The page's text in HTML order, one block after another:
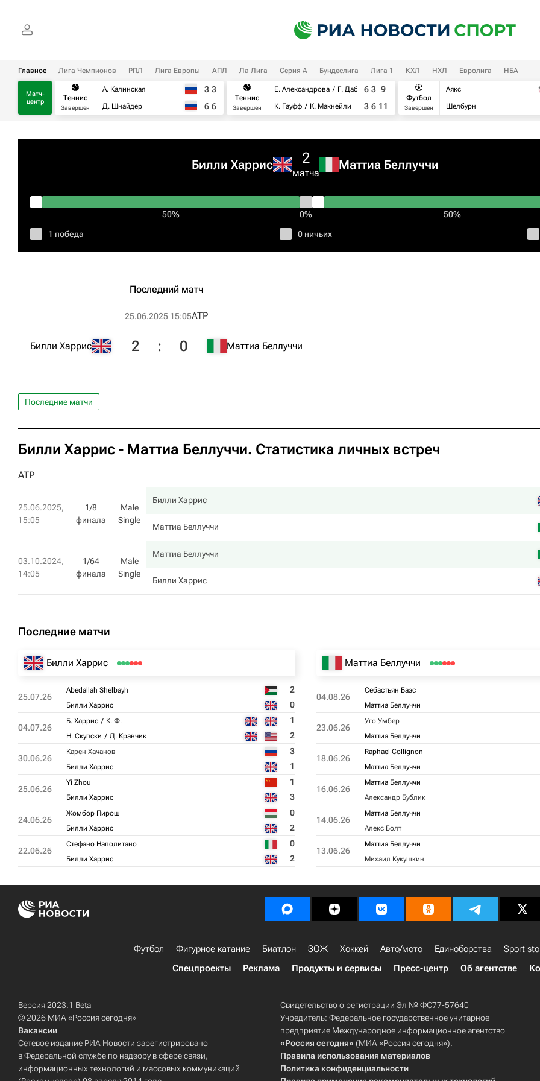
Главное Лига Чемпионов РПЛ Лига Европы АПЛ Ла Лига Серия А Бундеслига Лига 1 КХЛ НХЛ Евролига НБА
Матч-
центр
Теннис
Завершен
А. Калинская
Д. Шнайдер
3 3
6 6
Теннис
Завершен
Е. Александрова
Г. Дабровски
К. Гауфф
К. Макнейли
6 3 9
3 6 11
Футбол
Завершен
Аякс
Шелбурн
Билли Харрис 2
матча
Маттиа Беллуччи
50% 0% 50%
1 победа 0 ничьих
Последний матч
25.06.2025 15:05ATP
Билли Харрис 2 : 0 Маттиа Беллуччи
Последние матчи
Билли Харрис - Маттиа Беллуччи. Статистика личных встреч
ATP
25.06.2025,
15:05
1/8
финала
Male
Single
Билли Харрис
Маттиа Беллуччи
03.10.2024,
14:05
1/64
финала
Male
Single
Маттиа Беллуччи
Билли Харрис
Последние матчи
Билли Харрис
25.07.26
Abedallah Shelbayh 2
Билли Харрис 0
04.07.26
Б. Харрис К. Ф. 1
Н. Скупски Д. Кравчик 2
30.06.26
Карен Хачанов 3
Билли Харрис 1
25.06.26
Yi Zhou 1
Билли Харрис 3
24.06.26
Жомбор Пирош 0
Билли Харрис 2
22.06.26
Стефано Наполитано 0
Билли Харрис 2
Маттиа Беллуччи
04.08.26
Себастьян Баэс
Маттиа Беллуччи
23.06.26
Уго Умбер
Маттиа Беллуччи
18.06.26
Raphael Collignon
Маттиа Беллуччи
16.06.26
Маттиа Беллуччи
Александр Бублик
14.06.26
Маттиа Беллуччи
Алекс Болт
13.06.26
Маттиа Беллуччи
Михаил Кукушкин
Футбол Фигурное катание Биатлон ЗОЖ Хоккей Авто/мото Единоборства Sport
Спецпроекты
Реклама Продукты и сервисы Пресс-центр Об агентстве
Версия 2023.1 Beta
© 2026 МИА «Россия сегодня»
Вакансии
Сетевое издание РИА Новости зарегистрировано
в Федеральной службе по надзору в сфере связи,
информационных технологий и массовых коммуникаций
Свидетельство о регистрации Эл № ФС77-57640
Учредитель: Федеральное государственное унитарное
предприятие Международное информационное агентство
«Россия сегодня» (МИА «Россия сегодня»).
Правила использования материалов
Политика конфиденциальности